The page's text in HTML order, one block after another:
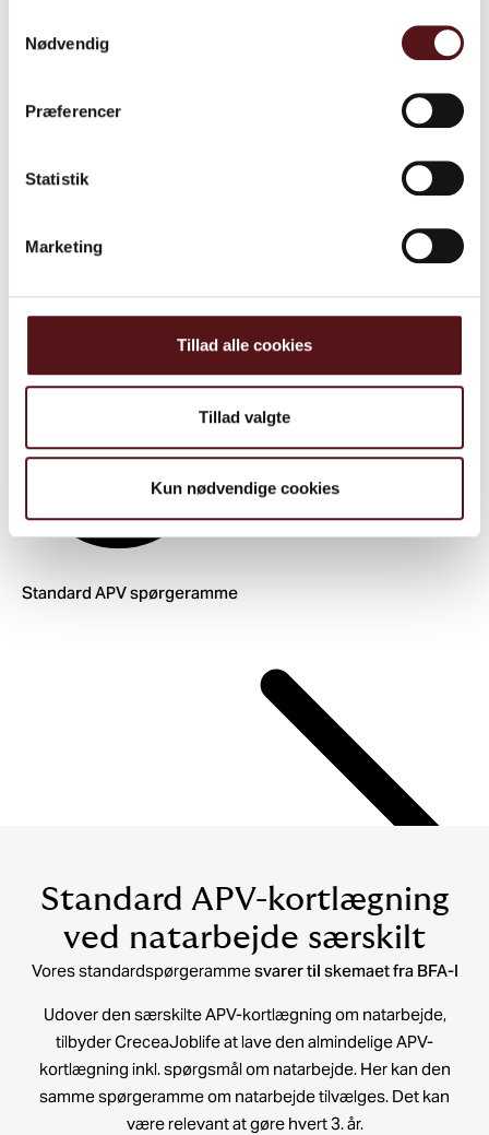
Nødvendig
Præferencer
Statistik
Marketing
Tillad alle cookies
Tillad valgte
Kun nødvendige cookies
Standard APV spørgeramme
Standard APV-kortlægning
ved natarbejde særskilt
Vores standardspørgerammesvarer til skemaet fra BFA-I
Udover den særskilte APV-kortlægning om natarbejde,
tilbyder CreceaJoblife at lave den almindelige APV-
kortlægning inkl. spørgsmål om natarbejde. Her kan den
samme spørgeramme om natarbejde tilvælges. Det kan
være relevant at gøre hvert 3. år.